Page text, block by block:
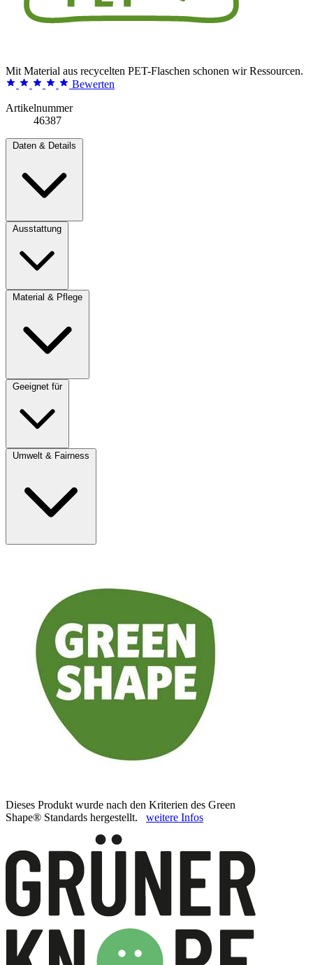
Mit Material aus recycelten PET-Flaschen schonen wir Ressourcen.
Bewerten
Artikelnummer
46387
Daten & Details
Ausstattung
Material & Pflege
Geeignet für
Umwelt & Fairness
Dieses Produkt wurde nach den Kriterien des Green
Shape® Standards hergestellt. weitere Infos